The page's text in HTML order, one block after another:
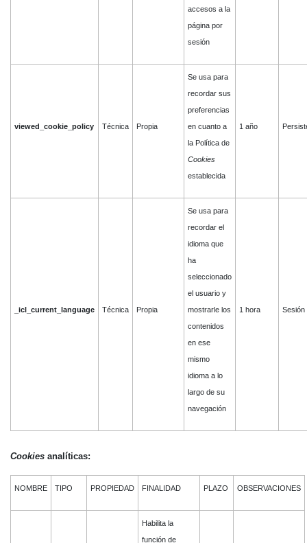
accesos a la
página por
sesión
viewed_cookie_policy Técnica Propia
Se usa para
recordar sus
preferencias
en cuanto a
la Política de
Cookies
establecida
1 año
_icl_current_language Técnica Propia
Se usa para
recordar el
idioma que
ha
seleccionado
el usuario y
mostrarle los
contenidos
en ese
mismo
idioma a lo
largo de su
navegación
1 hora Sesión
Cookies analíticas:
NOMBRE TIPO PROPIEDAD FINALIDAD PLAZO OBSERVACIONES
Habilita la
función de